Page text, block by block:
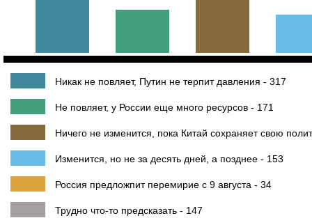
Никак не повляет, Путин не терпит давления - 317
Не повляет, у России еще много ресурсов - 171
Ничего не изменится, пока Китай сохраняет свою
Изменится, но не за десять дней, а позднее - 153
Россия предложпит перемирие с 9 августа - 34
Трудно что-то предсказать - 147